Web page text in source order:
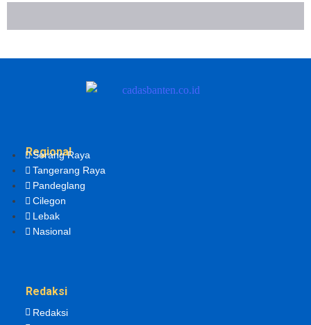
Regional
Serang Raya
Tangerang Raya
Pandeglang
Cilegon
Lebak
Nasional
Redaksi
Redaksi